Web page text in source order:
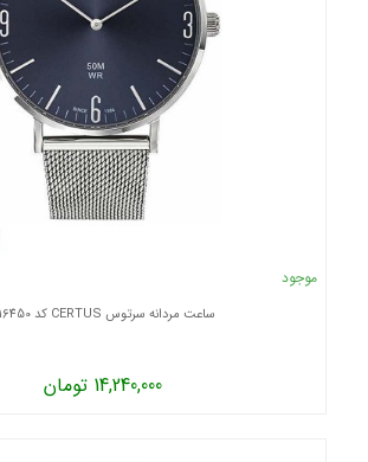
موجود
ساعت مردانه سرتوس CERTUS کد 616450
14,240,000 تومان